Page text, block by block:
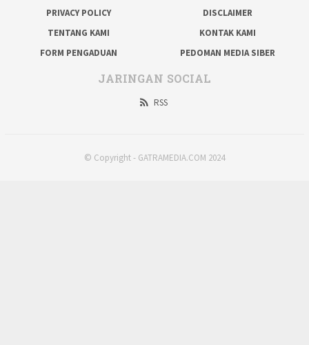
PRIVACY POLICY
DISCLAIMER
TENTANG KAMI
KONTAK KAMI
FORM PENGADUAN
PEDOMAN MEDIA SIBER
JARINGAN SOCIAL
RSS
© Copyright - GATRAMEDIA.COM 2024